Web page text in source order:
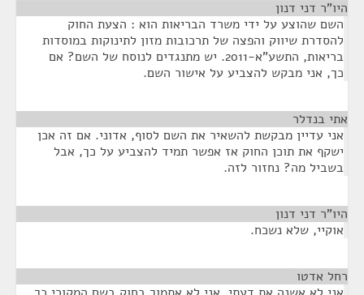
היו"ר דני דנון
השם שהוצע על ידי משרד הבריאות הוא : הצעת החוק
להסדרת שיווק והפצה של תרכובות מזון לתינוקות במוסדות
בריאות, התשע"א-2011. יש מתנגדים לנוסח של השם? אם
כך, אני מבקש להצביע על אישור השם.
אתי בנדלר
אני עדיין מבקשת להשאיר את השם לסוף, אדוני. אם זה אכן
ישקף את תוכן החוק אז אפשר תמיד להצביע על כך, אבל
בשביל מה? נחזור לזה.
היו"ר דני דנון
אוקיי, שלא נשכח.
רחל אדטו